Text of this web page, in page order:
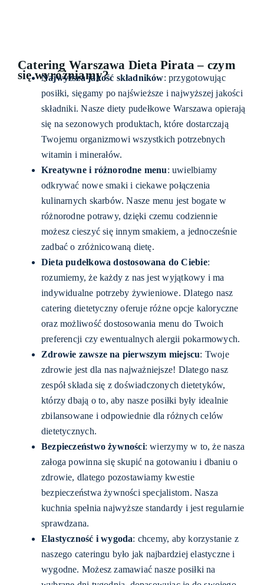
Catering Warszawa Dieta Pirata – czym
się wyróżniamy?
Najwyższa jakość składników: przygotowując
posiłki, sięgamy po najświeższe i najwyższej jakości
składniki. Nasze diety pudełkowe Warszawa opierają
się na sezonowych produktach, które dostarczają
Twojemu organizmowi wszystkich potrzebnych
witamin i minerałów.
Kreatywne i różnorodne menu: uwielbiamy
odkrywać nowe smaki i ciekawe połączenia
kulinarnych skarbów. Nasze menu jest bogate w
różnorodne potrawy, dzięki czemu codziennie
możesz cieszyć się innym smakiem, a jednocześnie
zadbać o zróżnicowaną dietę.
Dieta pudełkowa dostosowana do Ciebie:
rozumiemy, że każdy z nas jest wyjątkowy i ma
indywidualne potrzeby żywieniowe. Dlatego nasz
catering dietetyczny oferuje różne opcje kaloryczne
oraz możliwość dostosowania menu do Twoich
preferencji czy ewentualnych alergii pokarmowych.
Zdrowie zawsze na pierwszym miejscu: Twoje
zdrowie jest dla nas najważniejsze! Dlatego nasz
zespół składa się z doświadczonych dietetyków,
którzy dbają o to, aby nasze posiłki były idealnie
zbilansowane i odpowiednie dla różnych celów
dietetycznych.
Bezpieczeństwo żywności: wierzymy w to, że nasza
załoga powinna się skupić na gotowaniu i dbaniu o
zdrowie, dlatego pozostawiamy kwestie
bezpieczeństwa żywności specjalistom. Nasza
kuchnia spełnia najwyższe standardy i jest regularnie
sprawdzana.
Elastyczność i wygoda: chcemy, aby korzystanie z
naszego cateringu było jak najbardziej elastyczne i
wygodne. Możesz zamawiać nasze posiłki na